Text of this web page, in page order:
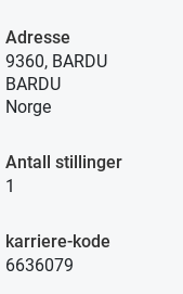
Adresse
9360, BARDU
BARDU
Norge
Antall stillinger
1
karriere-kode
6636079